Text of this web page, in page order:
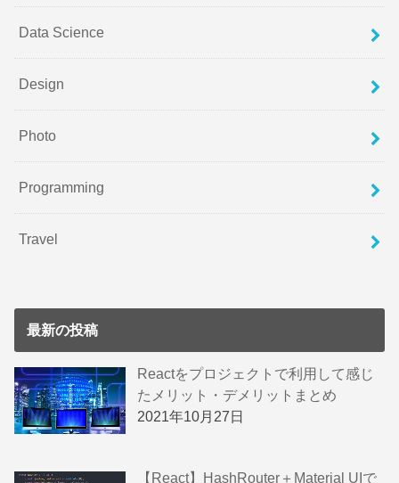
Data Science
Design
Photo
Programming
Travel
最新の投稿
Reactをプロジェクトで利用して感じ
たメリット・デメリットまとめ
2021年10月27日
【React】HashRouter＋Material UIで